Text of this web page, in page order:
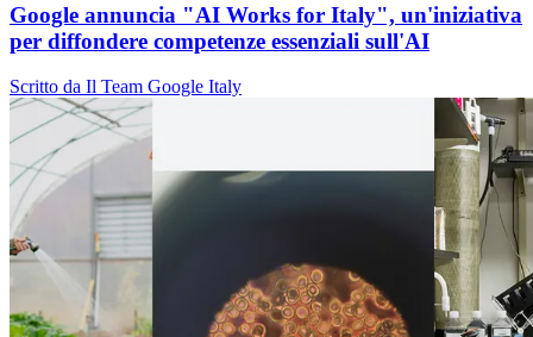
Google annuncia "AI Works for Italy", un'iniziativa
per diffondere competenze essenziali sull'AI
Scritto da Il Team Google Italy